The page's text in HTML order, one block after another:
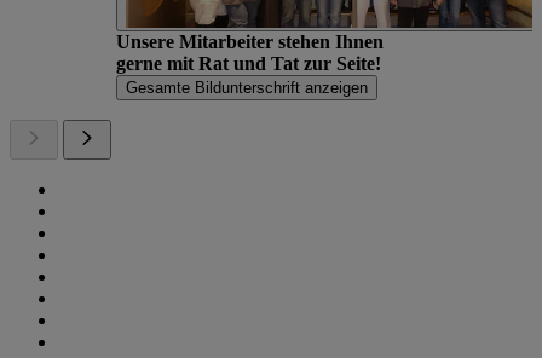
Unsere Mitarbeiter stehen Ihnen
gerne mit Rat und Tat zur Seite!
Gesamte Bildunterschrift anzeigen